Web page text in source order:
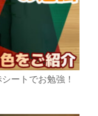
ートでお勉強！